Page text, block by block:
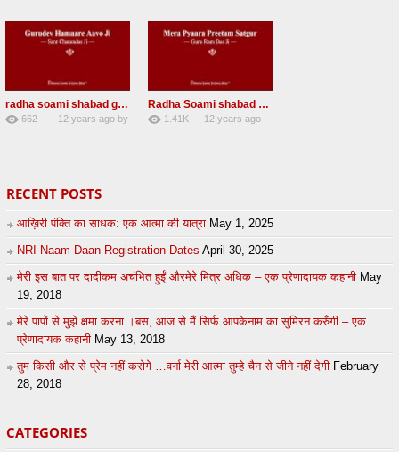
radha soami shabad guru dev hamare aavo ji hi
662
12 years agoby
Radha Soami shabad – Mera Pritam Pyara
1.41K
12 years ago
RECENT POSTS
आख़िरी पंक्ति का साधक: एक आत्मा की यात्रा May 1, 2025
NRI Naam Daan Registration Dates April 30, 2025
मेरी इस बात पर दादीकम अचंभित हुईं औरमेरे मित्र अधिक – एक प्रेणादायक कहानी May
19, 2018
मेरे पापों से मुझे क्षमा करना ।बस, आज से मैं सिर्फ आपकेनाम का सुमिरन करुँगी – एक
प्रेणादायक कहानी May 13, 2018
तुम किसी और से प्रेम नहीं करोगे …वर्ना मेरी आत्मा तुम्हे चैन से जीने नहीं देगी February
28, 2018
CATEGORIES